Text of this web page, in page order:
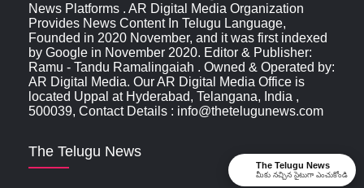
News Platforms . AR Digital Media Organization
Provides News Content In Telugu Language,
Founded in 2020 November, and it was first indexed
by Google in November 2020. Editor & Publisher:
Ramu - Tandu Ramalingaiah . Owned & Operated by:
AR Digital Media. Our AR Digital Media Office is
located Uppal at Hyderabad, Telangana, India ,
500039, Contact Details : info@thetelugunews.com
The Telugu News
The Telugu News
మీకు నచ్చిన సైటుగా ఎంచుకోండి